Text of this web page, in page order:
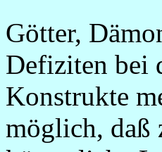
Götter,
Defiziten bei
Konstrukte
möglich, daß